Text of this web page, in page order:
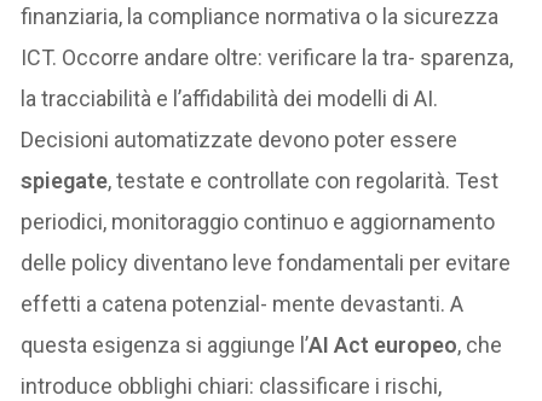
finanziaria, la compliance normativa o la sicurezza
ICT. Occorre andare oltre: verificare la tra- sparenza,
la tracciabilità e l’affidabilità dei modelli di AI.
Decisioni automatizzate devono poter essere
spiegate, testate e controllate con regolarità. Test
periodici, monitoraggio continuo e aggiornamento
delle policy diventano leve fondamentali per evitare
effetti a catena potenzial- mente devastanti. A
questa esigenza si aggiunge l’AI Act europeo, che
introduce obblighi chiari: classificare i rischi,